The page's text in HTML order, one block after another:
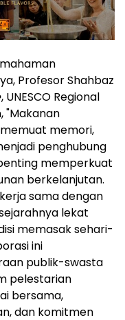
Profesor Shahbaz
, UNESCO Regional
"Makanan
memori,
penghubung
memperkuat
berkelanjutan.
sama dengan
lekat
memasak sehari-
ini
publik-swasta
pelestarian
bersama,
dan komitmen